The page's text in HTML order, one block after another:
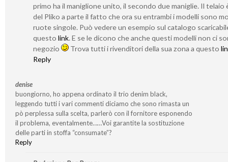
primo ha il maniglione unito, il secondo due maniglie. Il telaio
del Pliko a parte il fatto che ora su entrambi i modelli sono
ruote singole. Può vedere un esempio sul catalogo
questo link. E se le dicono che anche questi modelli non ci
negozio
Trova tutti i rivenditori della sua zona a questo
Reply
denise
buongiorno, ho appena ordinato il trio denim black,
leggendo tutti i vari commenti diciamo che sono rimasta un
pò perplessa sulla scelta, parlerò con il fornitore esponendo
il problema, eventalmente……Voi garantite la sostituzione
delle parti in stoffa “consumate”?
Reply